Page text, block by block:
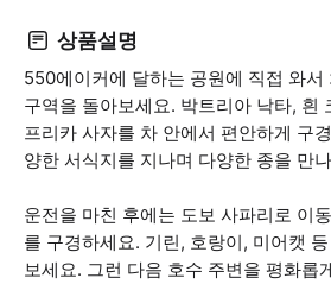
상품설명
550에이커에 달하는 공원에 직접 와서
구역을 돌아보세요. 박트리아 낙타, 흰
프리카 사자를 차 안에서 편안하게 구
양한 서식지를 지나며 다양한 종을 만
운전을 마친 후에는 도보 사파리로 이
를 구경하세요. 기린, 호랑이, 미어캣
보세요. 그런 다음 호수 주변을 평화롭